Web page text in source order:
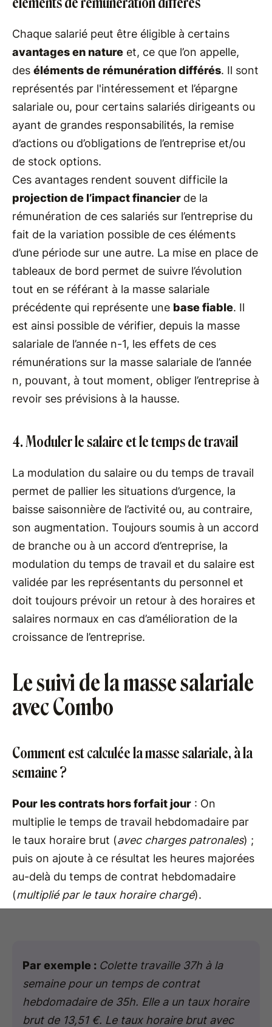
Chaque salarié peut être éligible à certains
avantages en nature et, ce que l’on appelle,
des éléments de rémunération différés. Il sont
représentés par l'intéressement et l’épargne
salariale ou, pour certains salariés dirigeants ou
ayant de grandes responsabilités, la remise
d’actions ou d’obligations de l’entreprise et/ou
de stock options.
Ces avantages rendent souvent difficile la
projection de l’impact financier de la
rémunération de ces salariés sur l’entreprise du
fait de la variation possible de ces éléments
d’une période sur une autre. La mise en place de
tableaux de bord permet de suivre l’évolution
tout en se référant à la masse salariale
précédente qui représente une base fiable. Il
est ainsi possible de vérifier, depuis la masse
salariale de l’année n-1, les effets de ces
rémunérations sur la masse salariale de l’année
n, pouvant, à tout moment, obliger l’entreprise à
revoir ses prévisions à la hausse.
4. Moduler le salaire et le temps de travail
La modulation du salaire ou du temps de travail
permet de pallier les situations d’urgence, la
baisse saisonnière de l’activité ou, au contraire,
son augmentation. Toujours soumis à un accord
de branche ou à un accord d’entreprise, la
modulation du temps de travail et du salaire est
validée par les représentants du personnel et
doit toujours prévoir un retour à des horaires et
salaires normaux en cas d’amélioration de la
croissance de l’entreprise.
Le suivi de la masse salariale
avec Combo
Comment est calculée la masse salariale, à la
semaine ?
Pour les contrats hors forfait jour : On
multiplie le temps de travail hebdomadaire par
le taux horaire brut (avec charges patronales) ;
puis on ajoute à ce résultat les heures majorées
au-delà du temps de contrat hebdomadaire
(multiplié par le taux horaire chargé).
Par exemple : Colette travaille 37h à la
semaine pour un temps de contrat
hebdomadaire de 35h. Elle a un taux horaire
brut de 13,51 €. Le taux horaire brut avec